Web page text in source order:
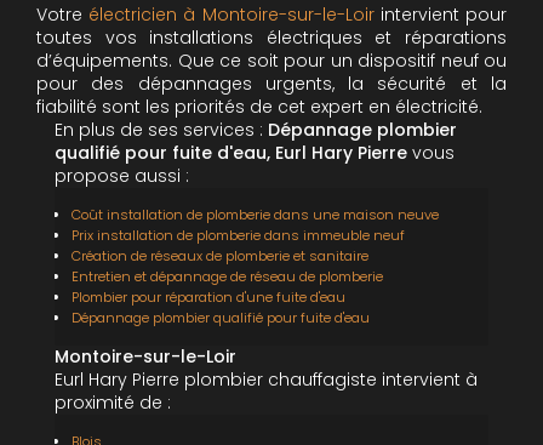
Votre électricien à Montoire-sur-le-Loirintervient pour
toutes vos installations électriques et réparations
d’équipements. Que ce soit pour un dispositif neuf ou
pour des dépannages urgents, la sécurité et la
fiabilité sont les priorités de cet expert en électricité.
En plus de ses services : Dépannage plombier
qualifié pour fuite d'eau, Eurl Hary Pierre vous
propose aussi :
Coût installation de plomberie dans une maison neuve
Prix installation de plomberie dans immeuble neuf
Création de réseaux de plomberie et sanitaire
Entretien et dépannage de réseau de plomberie
Plombier pour réparation d'une fuite d'eau
Dépannage plombier qualifié pour fuite d'eau
Montoire-sur-le-Loir
Eurl Hary Pierre plombier chauffagiste intervient à
proximité de :